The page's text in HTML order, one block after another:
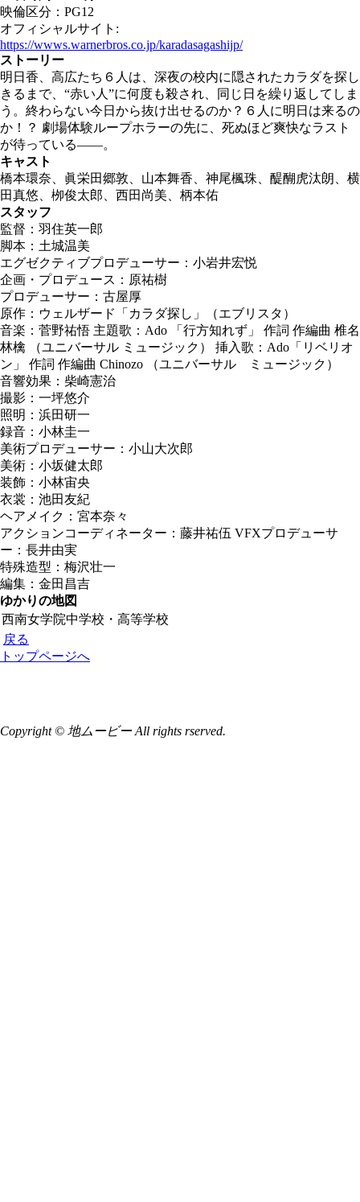
映倫区分：PG12
オフィシャルサイト:
https://wwws.warnerbros.co.jp/karadasagashijp/
ストーリー
明日香、高広たち６人は、深夜の校内に隠されたカラダを探し
きるまで、“赤い人”に何度も殺され、同じ日を繰り返してしま
う。終わらない今日から抜け出せるのか？６人に明日は来るの
か！？ 劇場体験ループホラーの先に、死ぬほど爽快なラスト
が待っている――。
キャスト
橋本環奈、眞栄田郷敦、山本舞香、神尾楓珠、醍醐虎汰朗、横
田真悠、栁俊太郎、西田尚美、柄本佑
スタッフ
監督：羽住英一郎
脚本：土城温美
エグゼクティブプロデューサー：小岩井宏悦
企画・プロデュース：原祐樹
プロデューサー：古屋厚
原作：ウェルザード「カラダ探し」（エブリスタ）
音楽：菅野祐悟 主題歌：Ado 「行方知れず」 作詞 作編曲 椎名
林檎 （ユニバーサル ミュージック） 挿入歌：Ado「リベリオ
ン」 作詞 作編曲 Chinozo （ユニバーサル ミュージック）
音響効果：柴崎憲治
撮影：一坪悠介
照明：浜田研一
録音：小林圭一
美術プロデューサー：小山大次郎
美術：小坂健太郎
装飾：小林宙央
衣裳：池田友紀
ヘアメイク：宮本奈々
アクションコーディネーター：藤井祐伍 VFXプロデューサ
ー：長井由実
特殊造型：梅沢壮一
編集：金田昌吉
ゆかりの地図
西南女学院中学校・高等学校
戻る
トップページへ
Copyright © 地ムービー All rights rserved.